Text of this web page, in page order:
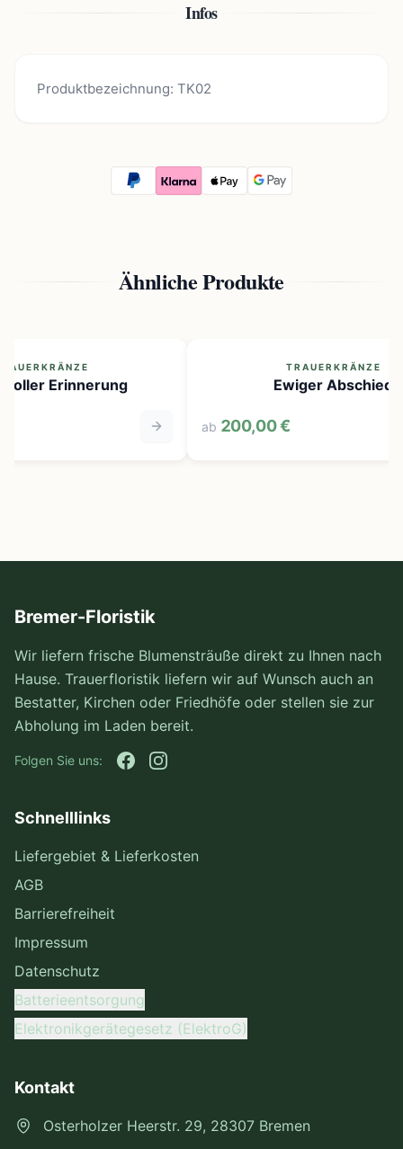
Infos
Produktbezeichnung: TK02
Ähnliche Produkte
Erinnerung
TRAUERKRÄNZE
Ewiger Abschied
ab 200,00 €
Bremer-Floristik
Wir liefern frische Blumensträuße direkt zu Ihnen nach
Hause. Trauerfloristik liefern wir auf Wunsch auch an
Bestatter, Kirchen oder Friedhöfe oder stellen sie zur
Abholung im Laden bereit.
Folgen Sie uns:
Schnelllinks
Liefergebiet & Lieferkosten
AGB
Barrierefreiheit
Impressum
Datenschutz
Batterieentsorgung
Elektronikgerätegesetz (ElektroG)
Kontakt
Osterholzer Heerstr. 29, 28307 Bremen